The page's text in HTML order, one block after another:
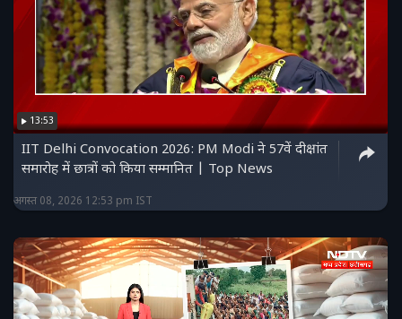
13:53
IIT Delhi Convocation 2026: PM Modi ने 57वें दीक्षांत
समारोह में छात्रों को किया सम्मानित | Top News
अगस्त 08, 2026 12:53 pm IST